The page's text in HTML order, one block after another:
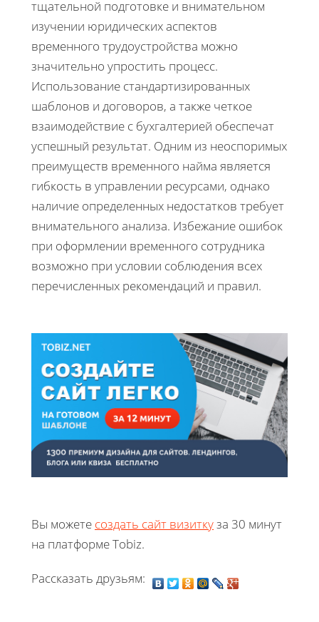
тщательной подготовке и внимательном
изучении юридических аспектов
временного трудоустройства можно
значительно упростить процесс.
Использование стандартизированных
шаблонов и договоров, а также четкое
взаимодействие с бухгалтерией обеспечат
успешный результат. Одним из неоспоримых
преимуществ временного найма является
гибкость в управлении ресурсами, однако
наличие определенных недостатков требует
внимательного анализа. Избежание ошибок
при оформлении временного сотрудника
возможно при условии соблюдения всех
перечисленных рекомендаций и правил.
Вы можете создать сайт визиткуза 30 минут
на платформе Tobiz.
Рассказать друзьям: